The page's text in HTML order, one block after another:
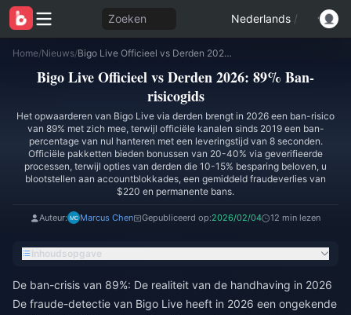
Zoeken Nederlands /
Home/Nieuws/ Bigo Live Officieel vs Derden 2026: 89% Ban-risicogids
Bigo Live Officieel vs Derden 2026: 89% Ban-
risicogids
Het opwaarderen van Bigo Live via derden brengt in 2026 een ban-risico
van 89% met zich mee, terwijl officiële kanalen sinds 2019 een ban-
percentage van nul hanteren met een leveringstijd van 8 seconden.
Officiële pakketten bieden bonussen van 20-40% via geverifieerde
processen, terwijl opties van derden die 10-15% besparing beloven, u
blootstellen aan accountblokkades, een gemiddeld fraudeverlies van
$220 en permanente bans.
Auteur: Marcus Chen Gepubliceerd op:2026/02/04 12 min lezen
Inhoudsopgave
De ban-crisis van 89%: De realiteit van de handhaving in 2026
De fraude-detectie van Bigo Live heeft in 2026 een ongekende